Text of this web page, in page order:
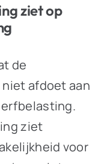
ziet op
de
afdoet aan
ziet
voor